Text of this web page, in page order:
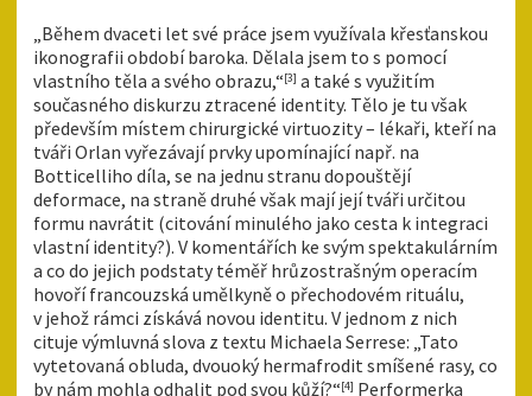
„Během dvaceti let své práce jsem využívala křesťanskou
ikonografii období baroka. Dělala jsem to s pomocí
vlastního těla a svého obrazu,“[3] a také s využitím
současného diskurzu ztracené identity. Tělo je tu však
především místem chirurgické virtuozity – lékaři, kteří na
tváři Orlan vyřezávají prvky upomínající např. na
Botticelliho díla, se na jednu stranu dopouštějí
deformace, na straně druhé však mají její tváři určitou
formu navrátit (citování minulého jako cesta k integraci
vlastní identity?). V komentářích ke svým spektakulárním
a co do jejich podstaty téměř hrůzostrašným operacím
hovoří francouzská umělkyně o přechodovém rituálu,
v jehož rámci získává novou identitu. V jednom z nich
cituje výmluvná slova z textu Michaela Serrese: „Tato
vytetovaná obluda, dvouoký hermafrodit smíšené rasy, co
by nám mohla odhalit pod svou kůží?“[4] Performerka